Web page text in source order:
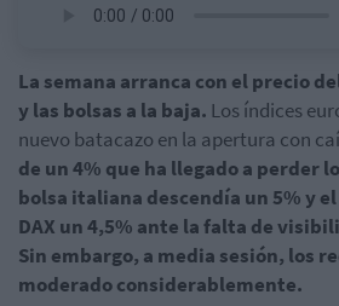
La semana arranca con el precio
y las bolsas a la baja. Los índices
nuevo batacazo en la apertura con
de un 4% que ha llegado a perder
bolsa italiana descendía un 5% y
DAX un 4,5% ante la falta de
Sin embargo, a media sesión, los
moderado considerablemente.